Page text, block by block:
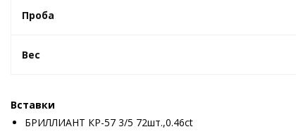
Проба
Вес
Вставки
БРИЛЛИАНТ КР-57 3/5 72шт.,0.46ct